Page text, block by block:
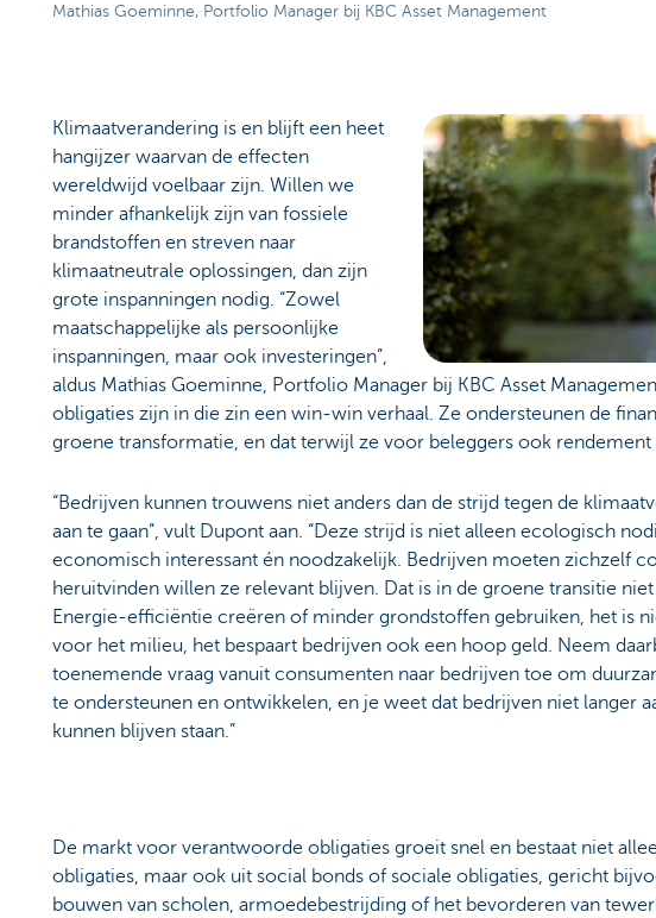
Mathias Goeminne, Portfolio Manager bij KBC Asset Management
Klimaatverandering is en blijft een heet
hangijzer waarvan de effecten
wereldwijd voelbaar zijn. Willen we
minder afhankelijk zijn van fossiele
brandstoffen en streven naar
klimaatneutrale oplossingen, dan zijn
grote inspanningen nodig. “Zowel
maatschappelijke als persoonlijke
inspanningen, maar ook investeringen”,
aldus Mathias Goeminne, Portfolio Manager bij KBC Asset
obligaties zijn in die zin een win-win verhaal. Ze ondersteunen de
groene transformatie, en dat terwijl ze voor beleggers ook rendement
“Bedrijven kunnen trouwens niet anders dan de strijd tegen de
aan te gaan”, vult Dupont aan. “Deze strijd is niet alleen ecologisch
economisch interessant én noodzakelijk. Bedrijven moeten zichzelf
heruitvinden willen ze relevant blijven. Dat is in de groene transitie niet
Energie-efficiëntie creëren of minder grondstoffen gebruiken, het is
voor het milieu, het bespaart bedrijven ook een hoop geld. Neem
toenemende vraag vanuit consumenten naar bedrijven toe om
te ondersteunen en ontwikkelen, en je weet dat bedrijven niet langer
kunnen blijven staan.”
De markt voor verantwoorde obligaties groeit snel en bestaat niet
obligaties, maar ook uit social bonds of sociale obligaties, gericht
bouwen van scholen, armoedebestrijding of het bevorderen van